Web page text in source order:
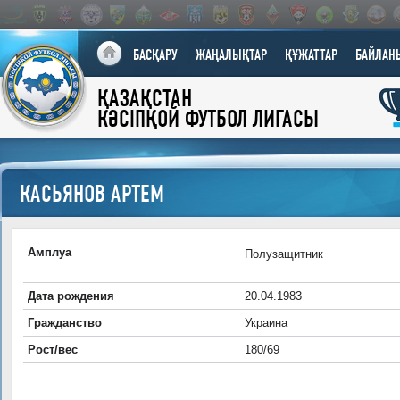
БАСҚАРУ ЖАҢАЛЫҚТАР ҚҰЖАТТАР
ҚАЗАҚСТАН
КӘСІПҚОЙ ФУТБОЛ ЛИГАСЫ
КАСЬЯНОВ АРТЕМ
Амплуа Полузащитник
Дата рождения
20.04.1983
Гражданство
Украина
Рост/вес
180/69